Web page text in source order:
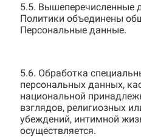
5.5. Вышеперечисленные
Политики объединены
Персональные данные.
5.6. Обработка
персональных данных,
национальной
взглядов, религиозных
убеждений, интимной
осуществляется.